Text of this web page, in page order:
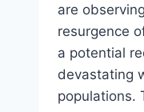
are
resurgence
a potential
devastating
populations.